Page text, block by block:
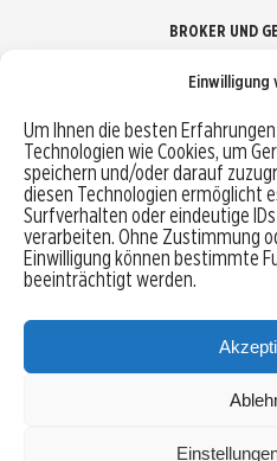
Einwilligung
Um Ihnen die besten
Technologien wie Cookies, um
speichern und/oder darauf
diesen Technologien ermöglicht
Surfverhalten oder eindeutige
verarbeiten. Ohne Zustimmung
Einwilligung können bestimmte
beeinträchtigt werden.
BROKER UND
Robo-Advisor vergleichen
Depotvergleich
Festgeld vergleichen
Tagesgeld vergleichen